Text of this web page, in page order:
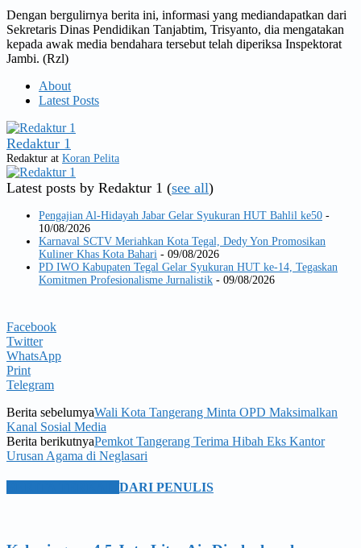
Dengan bergulirnya berita ini, informasi yang mediandapatkan dari
Sekretaris Dinas Pendidikan Tanjabtim, Trisyanto, dia mengatakan
kepada awak media bendahara tersebut telah diperiksa Inspektorat
Jambi. (Rzl)
About
Latest Posts
Redaktur 1
Redaktur at Koran Pelita
Latest posts by Redaktur 1 (see all)
Pengajian Al-Hidayah Jabar Gelar Syukuran HUT Bahlil ke50 -
10/08/2026
Karnaval SCTV Meriahkan Kota Tegal, Dedy Yon Promosikan
Kuliner Khas Kota Bahari - 09/08/2026
PD IWO Kabupaten Tegal Gelar Syukuran HUT ke-14, Tegaskan
Komitmen Profesionalisme Jurnalistik - 09/08/2026
Facebook
Twitter
WhatsApp
Print
Telegram
Berita sebelumyaWali Kota Tangerang Minta OPD Maksimalkan
Kanal Sosial Media
Berita berikutnyaPemkot Tangerang Terima Hibah Eks Kantor
Urusan Agama di Neglasari
DARI PENULIS